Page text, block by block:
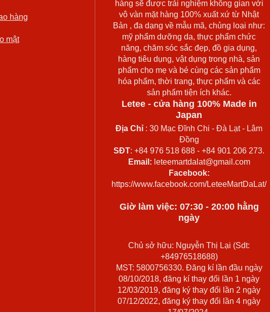
hàng
mật
hàng sẽ được trải nghiệm không gian với
vô vàn mặt hàng 100% xuất xứ từ Nhật
Bản , đa dạng về mẫu mã, chủng loại như:
mỹ phẩm dưỡng da, thực phẩm chức
năng, chăm sóc sắc đẹp, đồ gia dụng,
hàng tiêu dụng, vật dụng trong nhà, sản
phẩm cho mẹ và bé cùng các sản phẩm
hóa phẩm, thời trang, thực phẩm và các
sản phẩm tiện ích khác.
Letee - cửa hàng 100% Made in
Japan
Địa Chỉ : 30 Mạc Đĩnh Chi - Đà Lạt - Lâm
Đồng
SĐT: +84 976 518 688 - +84 901 206 273.
Email: leteemartdalat@gmail.com
Facebook:
https://www.facebook.com/LeteeMartDaLat/
Giờ làm việc: 07:30 - 20:00 hằng
ngày
Chủ sở hữu: Nguyễn Thị Lại (Sdt:
+84976518688)
MST: 5800756330. Đăng kí lần đầu ngày
08/10/2018, đăng kí thay đổi lần 1 ngày
12/03/2019, đăng ký thay đổi lần 2 ngày
07/12/2022, đăng ký thay đổi lần 4 ngày